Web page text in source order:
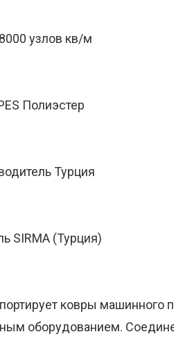
узлов кв/м
Полиэстер
Турция
SIRMA (Турция)
ковры
оборудованием.